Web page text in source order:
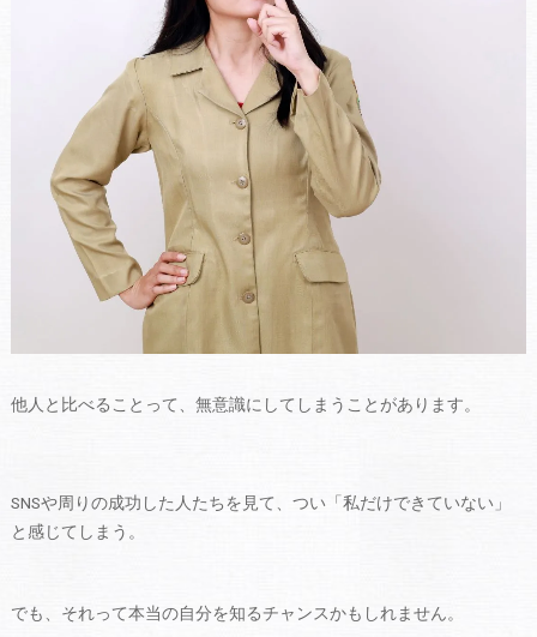
他人と比べることって、無意識にしてしまうことがあります。
SNSや周りの成功した人たちを見て、つい「私だけできていない」
と感じてしまう。
でも、それって本当の自分を知るチャンスかもしれません。